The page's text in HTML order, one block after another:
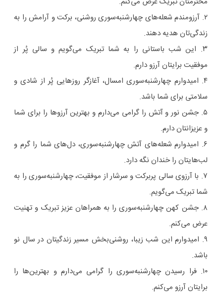
۲. آرزومندم شعله‌های چهارشنبه‌سوری روشنی، برکت و آرامش را به
زندگی‌تان هدیه دهند.
۳. این شب باستانی را به شما تبریک می‌گویم و سالی پُر از
موفقیت برایتان آرزو دارم.
۴. امیدوارم چهارشنبه‌سوری امسال، آغازگر روزهایی پُر از شادی و
سلامتی برای شما باشد.
۵. جشن نور و آتش را گرامی می‌دارم و بهترین آرزوها را برای شما
و عزیزانتان دارم.
۶. امیدوارم شعله‌های آتش چهارشنبه‌سوری، دل‌های شما را گرم و
لب‌هایتان را خندان نگه دارد.
۷. با آرزوی سالی پربرکت و سرشار از موفقیت، چهارشنبه‌سوری را به
شما تبریک می‌گویم.
۸. جشن کهن چهارشنبه‌سوری را به همراهان عزیز تبریک و تهنیت
عرض می‌کنم.
۹. امیدوارم این شب زیبا، روشنی‌بخش مسیر زندگیتان در سال نو
باشد.
۱۰. فرا رسیدن چهارشنبه‌سوری را گرامی می‌دارم و بهترین‌ها را
برایتان آرزو می‌کنم.